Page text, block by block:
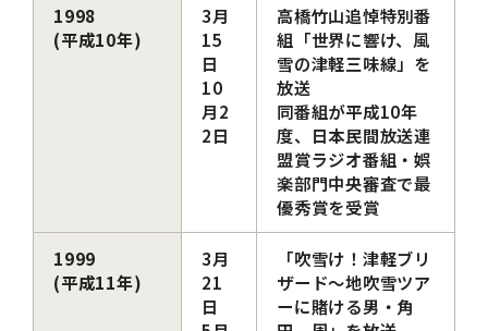
1998
(平成10年)
3月
15
日
10
月2
2日
高橋竹山追悼特別番
組「世界に響け、風
雪の津軽三味線」を
放送
同番組が平成10年
度、日本民間放送連
盟賞ラジオ番組・娯
楽部門中央審査で最
優秀賞を受賞
1999
(平成11年)
3月
21
日
「吹雪け！津軽ブリ
ザード～地吹雪ツア
ーに賭ける男・角